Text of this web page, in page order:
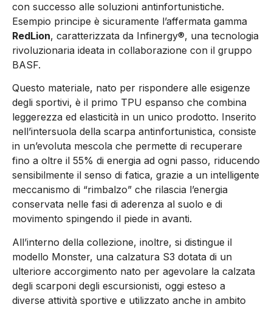
con successo alle soluzioni antinfortunistiche.
Esempio principe è sicuramente l’affermata gamma
RedLion, caratterizzata da Infinergy®, una tecnologia
rivoluzionaria ideata in collaborazione con il gruppo
BASF.
Questo materiale, nato per rispondere alle esigenze
degli sportivi, è il primo TPU espanso che combina
leggerezza ed elasticità in un unico prodotto. Inserito
nell’intersuola della scarpa antinfortunistica, consiste
in un’evoluta mescola che permette di recuperare
fino a oltre il 55% di energia ad ogni passo, riducendo
sensibilmente il senso di fatica, grazie a un intelligente
meccanismo di “rimbalzo” che rilascia l’energia
conservata nelle fasi di aderenza al suolo e di
movimento spingendo il piede in avanti.
All’interno della collezione, inoltre, si distingue il
modello Monster, una calzatura S3 dotata di un
ulteriore accorgimento nato per agevolare la calzata
degli scarponi degli escursionisti, oggi esteso a
diverse attività sportive e utilizzato anche in ambito